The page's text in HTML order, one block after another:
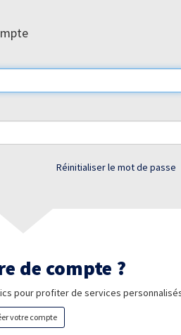
Réinitialiser le mot de passe
de compte ?
pour profiter de services
votre compte